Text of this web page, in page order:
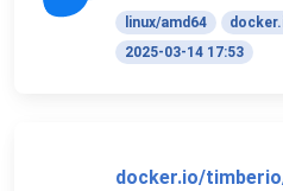
linux/amd64
2025-03-14 17:53
docker.io/